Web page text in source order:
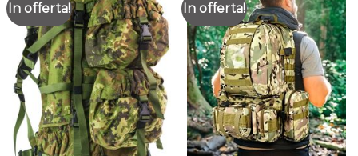
In offerta! In offerta!